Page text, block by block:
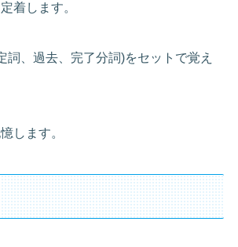
着します。
詞、過去、完了分詞)をセットで覚え
します。